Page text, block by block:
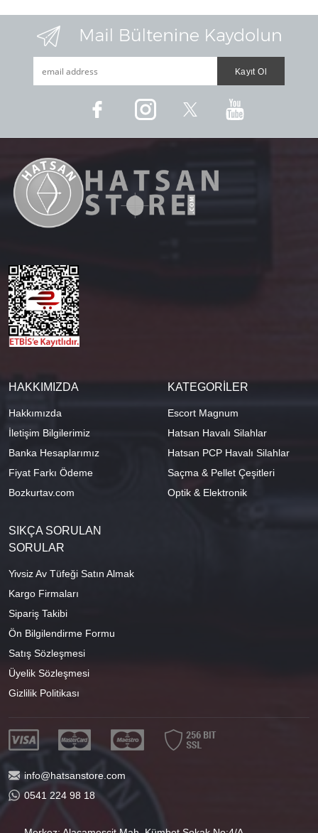
HAKKIMIZDA
Hakkımızda
İletişim Bilgilerimiz
Banka Hesaplarımız
Fiyat Farkı Ödeme
Bozkurtav.com
KATEGORİLER
Escort Magnum
Hatsan Havalı Silahlar
Hatsan PCP Havalı Silahlar
Saçma & Pellet Çeşitleri
Optik & Elektronik
SIKÇA SORULAN
SORULAR
Yivsiz Av Tüfeği Satın Almak
Kargo Firmaları
Sipariş Takibi
Ön Bilgilendirme Formu
Satış Sözleşmesi
Üyelik Sözleşmesi
Gizlilik Politikası
info@hatsanstore.com
0541 224 98 18